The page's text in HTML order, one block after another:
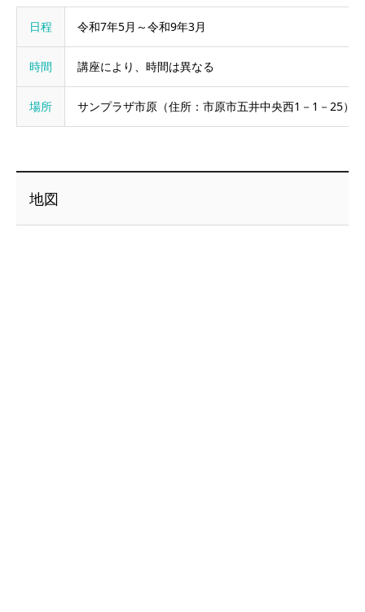
日程 令和7年5月～令和9年3月
時間 講座により、時間は異なる
場所 サンプラザ市原（住所：市原市五井中央西1－1－25）
地図